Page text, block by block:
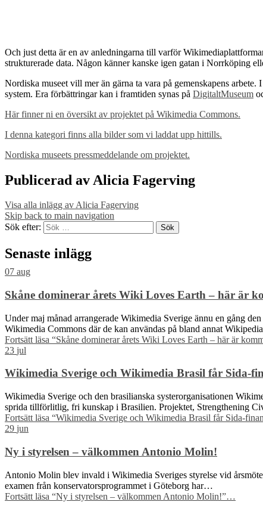
Och just detta är en av anledningarna till varför
strukturerade data. Någon känner kanske igen gatan i Norrköping
Nordiska museet vill mer än gärna ta vara på gemenskapens
system. Era förbättringar kan i framtiden synas på DigitaltMuseum
Här finner ni en översikt av projektet på Wikimedia Commons.
I denna kategori finns alla bilder som vi laddat upp hittills.
Nordiska museets pressmeddelande om projektet.
Publicerad av Alicia Fagerving
Visa alla inlägg av Alicia Fagerving
Skip back to main navigation
Sök efter:
Senaste inlägg
07 aug
Skåne dominerar årets Wiki Loves Earth – här är
Under maj månad arrangerade Wikimedia Sverige ännu en gång
Wikimedia Commons där de kan användas på bland annat
Fortsätt läsa “Skåne dominerar årets Wiki Loves Earth – här är
23 jul
Wikimedia Sverige och Wikimedia Brasil får Sida-
Wikimedia Sverige och den brasilianska systerorganisationen
sprida tillförlitlig, fri kunskap i Brasilien. Projektet, Strengthening
Fortsätt läsa “Wikimedia Sverige och Wikimedia Brasil får Sida-
29 jun
Ny i styrelsen – välkommen Antonio Molin!
Antonio Molin blev invald i Wikimedia Sveriges styrelse vid
examen från konservatorsprogrammet i Göteborg har…
Fortsätt läsa “Ny i styrelsen – välkommen Antonio Molin!”…